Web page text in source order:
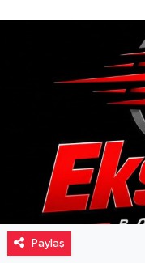
Paylaş
Sağlık
Sinemalar
Siyaset